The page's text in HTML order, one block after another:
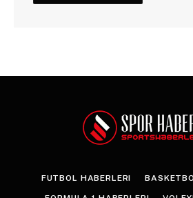
FUTBOL HABERLERI